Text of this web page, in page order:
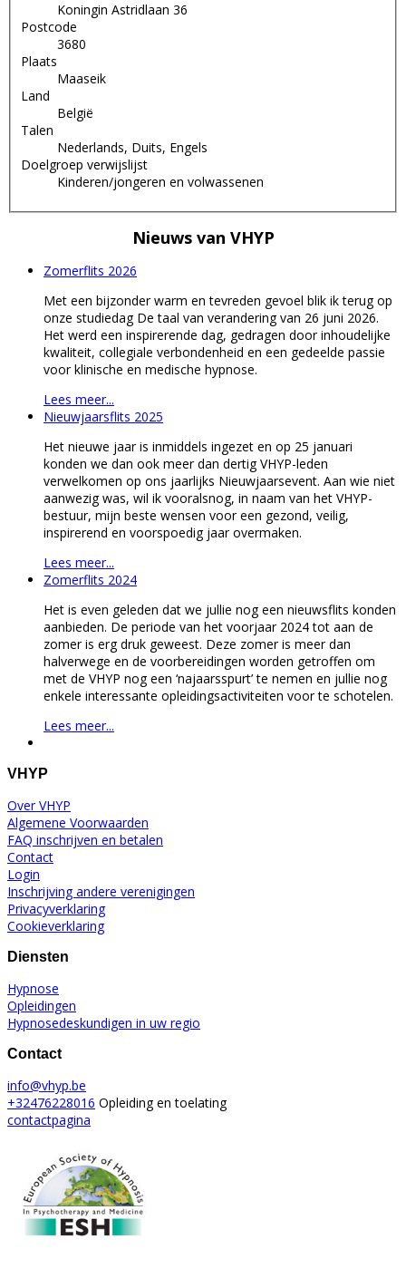
Koningin Astridlaan 36
Postcode
3680
Plaats
Maaseik
Land
België
Talen
Nederlands, Duits, Engels
Doelgroep verwijslijst
Kinderen/jongeren en volwassenen
Nieuws van VHYP
Zomerflits 2026
Met een bijzonder warm en tevreden gevoel blik ik terug op
onze studiedag De taal van verandering van 26 juni 2026.
Het werd een inspirerende dag, gedragen door inhoudelijke
kwaliteit, collegiale verbondenheid en een gedeelde passie
voor klinische en medische hypnose.
Lees meer...
Nieuwjaarsflits 2025
Het nieuwe jaar is inmiddels ingezet en op 25 januari
konden we dan ook meer dan dertig VHYP-leden
verwelkomen op ons jaarlijks Nieuwjaarsevent. Aan wie niet
aanwezig was, wil ik vooralsnog, in naam van het VHYP-
bestuur, mijn beste wensen voor een gezond, veilig,
inspirerend en voorspoedig jaar overmaken.
Lees meer...
Zomerflits 2024
Het is even geleden dat we jullie nog een nieuwsflits konden
aanbieden. De periode van het voorjaar 2024 tot aan de
zomer is erg druk geweest. Deze zomer is meer dan
halverwege en de voorbereidingen worden getroffen om
met de VHYP nog een ‘najaarsspurt’ te nemen en jullie nog
enkele interessante opleidingsactiviteiten voor te schotelen.
Lees meer...
VHYP
Over VHYP
Algemene Voorwaarden
FAQ inschrijven en betalen
Contact
Login
Inschrijving andere verenigingen
Privacyverklaring
Cookieverklaring
Diensten
Hypnose
Opleidingen
Hypnosedeskundigen in uw regio
Contact
info@vhyp.be
+32476228016 Opleiding en toelating
contactpagina